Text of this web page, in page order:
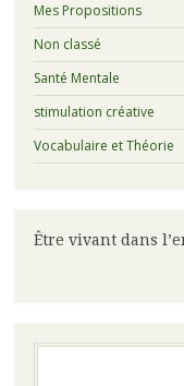
Mes Propositions
Non classé
Santé Mentale
stimulation créative
Vocabulaire et Théorie
Être vivant dans